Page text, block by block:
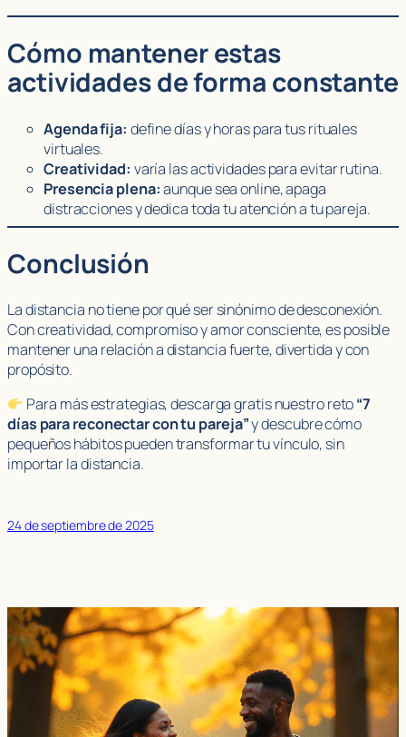
Cómo mantener estas
actividades de forma constante
Agenda fija: define días y horas para tus rituales
virtuales.
Creatividad: varía las actividades para evitar rutina.
Presencia plena:aunque sea online, apaga
distracciones y dedica toda tu atención a tu pareja.
Conclusión
La distancia no tiene por qué ser sinónimo de desconexión.
Con creatividad, compromiso y amor consciente, es posible
mantener una relación a distancia fuerte, divertida y con
propósito.
Para más estrategias, descarga gratis nuestro reto“7
días para reconectar con tu pareja”y descubre cómo
pequeños hábitos pueden transformar tu vínculo, sin
importar la distancia.
24 de septiembre de 2025